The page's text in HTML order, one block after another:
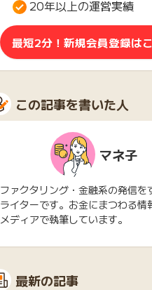
20年以上の運営実績
最短2分！新規会員登録は
この記事を書いた人
マネ子
ファクタリング・金融系の発信を
ライターです。お金にまつわる情
メディアで執筆しています。
最新の記事